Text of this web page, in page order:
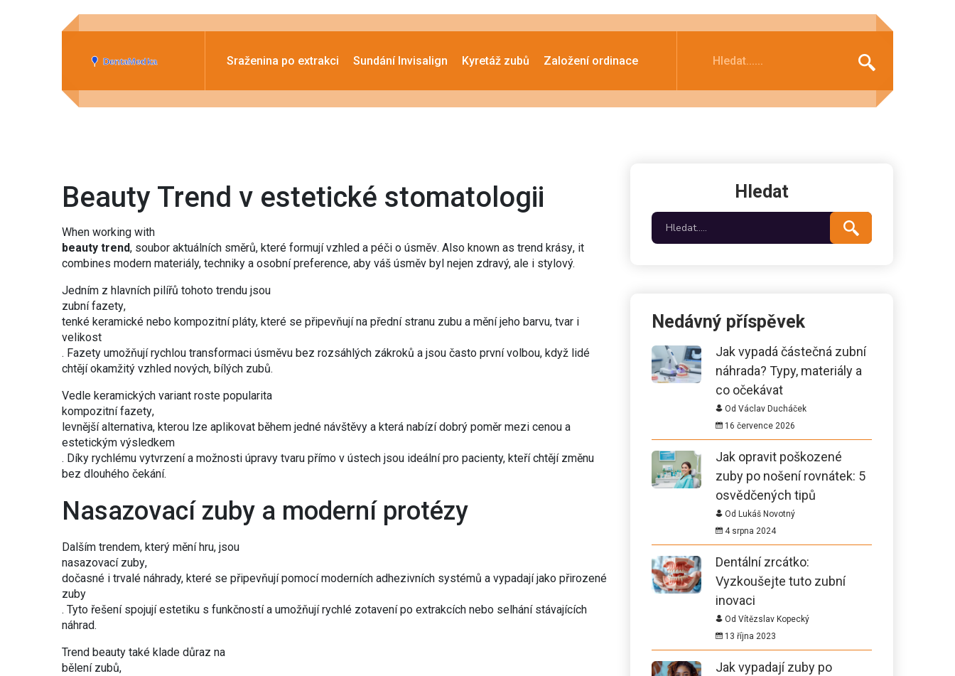
Sraženina po extrakci Sundání Invisalign Kyretáž zubů Založení ordinace
Beauty Trend v estetické stomatologii
When working with
beauty trend, soubor aktuálních směrů, které formují vzhled a péči o úsměv. Also known as trend krásy, it
combines modern materiály, techniky a osobní preference, aby váš úsměv byl nejen zdravý, ale i stylový.
Jedním z hlavních pilířů tohoto trendu jsou
zubní fazety,
tenké keramické nebo kompozitní pláty, které se připevňují na přední stranu zubu a mění jeho barvu, tvar i
velikost
. Fazety umožňují rychlou transformaci úsměvu bez rozsáhlých zákroků a jsou často první volbou, když lidé
chtějí okamžitý vzhled nových, bílých zubů.
Vedle keramických variant roste popularita
kompozitní fazety,
levnější alternativa, kterou lze aplikovat během jedné návštěvy a která nabízí dobrý poměr mezi cenou a
estetickým výsledkem
. Díky rychlému vytvrzení a možnosti úpravy tvaru přímo v ústech jsou ideální pro pacienty, kteří chtějí změnu
bez dlouhého čekání.
Nasazovací zuby a moderní protézy
Dalším trendem, který mění hru, jsou
nasazovací zuby,
dočasné i trvalé náhrady, které se připevňují pomocí moderních adhezivních systémů a vypadají jako přirozené
zuby
. Tyto řešení spojují estetiku s funkčností a umožňují rychlé zotavení po extrakcích nebo selhání stávajících
náhrad.
Trend beauty také klade důraz na
bělení zubů,
Hledat
Nedávný příspěvek
Jak vypadá částečná zubní
náhrada? Typy, materiály a
co očekávat
Od Václav Ducháček
16 července 2026
Jak opravit poškozené
zuby po nošení rovnátek: 5
osvědčených tipů
Od Lukáš Novotný
4 srpna 2024
Dentální zrcátko:
Vyzkoušejte tuto zubní
inovaci
Od Vítězslav Kopecký
13 října 2023
Jak vypadají zuby po